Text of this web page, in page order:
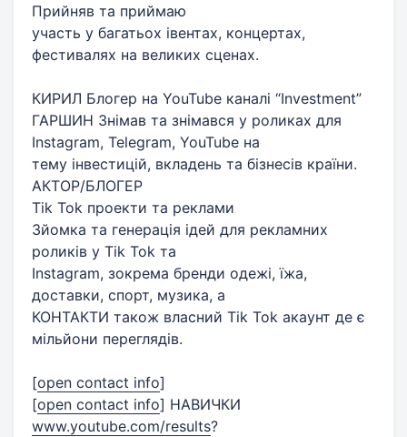
Прийняв та приймаю
участь у багатьох івентах, концертах,
фестивалях на великих сценах.
КИРИЛ Блогер на YouTube каналі “Investment”
ГАРШИН Знімав та знімався у роликах для
Instagram, Telegram, YouTube на
тему інвестицій, вкладень та бізнесів країни.
АКТОР/БЛОГЕР
Tik Tok проекти та реклами
Зйомка та генерація ідей для рекламних
роликів у Tik Tok та
Instagram, зокрема бренди одежі, їжа,
доставки, спорт, музика, а
КОНТАКТИ також власний Tik Tok акаунт де є
мільйони переглядів.
[open contact info]
[open contact info] НАВИЧКИ
www.youtube.com/results?